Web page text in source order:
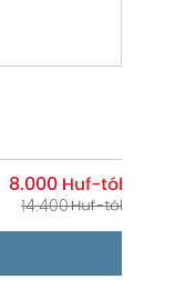
8.000
14.400